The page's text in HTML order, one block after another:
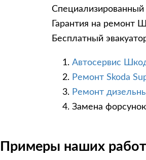
Специализированный
Гарантия на ремонт
Бесплатный
Автосервис
Ремонт Skoda
Ремонт
Замена форсунок
Примеры наших работ